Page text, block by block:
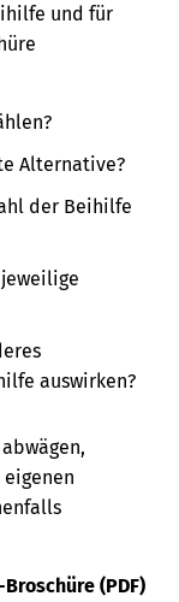
und für
Alternative?
der Beihilfe
auswirken?
Broschüre (PDF)